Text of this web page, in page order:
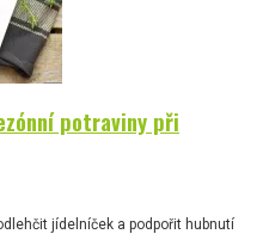
potraviny při
jídelníček a podpořit hubnutí